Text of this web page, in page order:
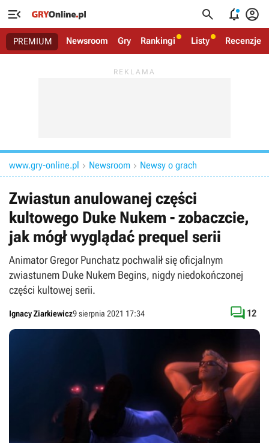
   
PREMIUM Newsroom Gry Rankingi Listy Recenzje
www.gry-online.pl  Newsroom  Newsy o grach
Zwiastun anulowanej części
kultowego Duke Nukem - zobaczcie,
jak mógł wyglądać prequel serii
Animator Gregor Punchatz pochwalił się oficjalnym
zwiastunem Duke Nukem Begins, nigdy niedokończonej
części kultowej serii.
Ignacy Ziarkiewicz9 sierpnia 2021 17:34  12